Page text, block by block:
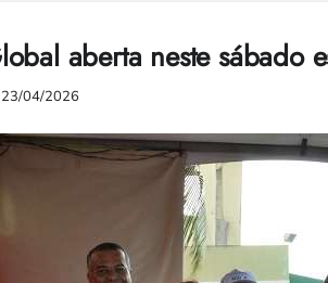
aberta neste sábado
23/04/2026